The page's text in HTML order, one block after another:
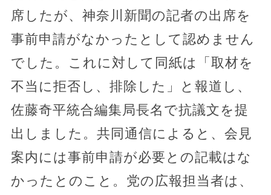
席したが、神奈川新聞の記者の出席を
事前申請がなかったとして認めません
でした。これに対して同紙は「取材を
不当に拒否し、排除した」と報道し、
佐藤奇平統合編集局長名で抗議文を提
出しました。共同通信によると、会見
案内には事前申請が必要との記載はな
かったとのこと。党の広報担当者は、